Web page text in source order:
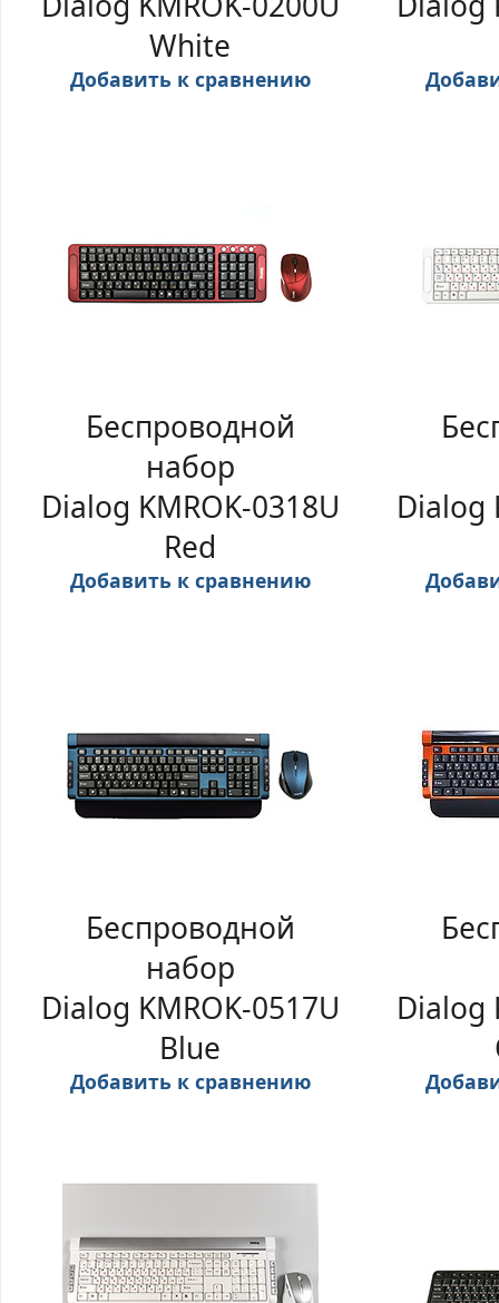
White
Добавить к сравнению
Беспроводной
набор
Dialog KMROK-0318U
Red
Добавить к сравнению
Dialog
Беспроводной
набор
Dialog KMROK-0517U
Blue
Добавить к сравнению
Dialog